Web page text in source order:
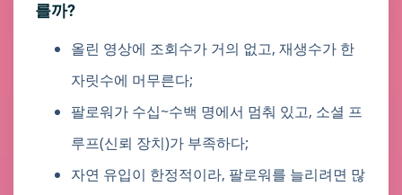
를까?
올린 영상에 조회수가 거의 없고, 재생수가 한
자릿수에 머무른다;
팔로워가 수십~수백 명에서 멈춰 있고, 소셜 프
루프(신뢰 장치)가 부족하다;
자연 유입이 한정적이라, 팔로워를 늘리려면 많